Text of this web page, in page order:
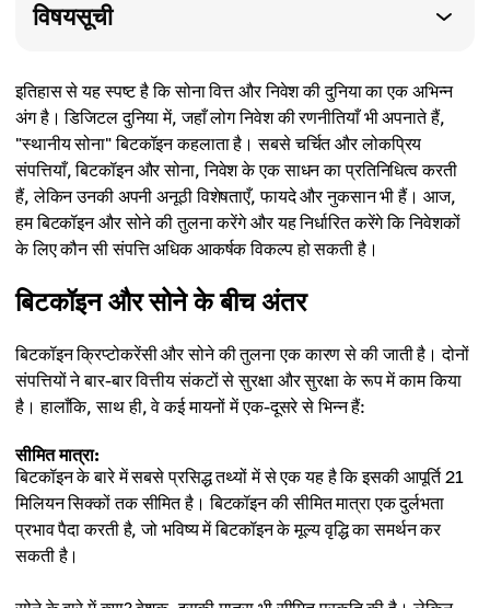
विषयसूची
इतिहास से यह स्पष्ट है कि सोना वित्त और निवेश की दुनिया का एक अभिन्न
अंग है। डिजिटल दुनिया में, जहाँ लोग निवेश की रणनीतियाँ भी अपनाते हैं,
"स्थानीय सोना" बिटकॉइन कहलाता है। सबसे चर्चित और लोकप्रिय
संपत्तियाँ, बिटकॉइन और सोना, निवेश के एक साधन का प्रतिनिधित्व करती
हैं, लेकिन उनकी अपनी अनूठी विशेषताएँ, फायदे और नुकसान भी हैं। आज,
हम बिटकॉइन और सोने की तुलना करेंगे और यह निर्धारित करेंगे कि निवेशकों
के लिए कौन सी संपत्ति अधिक आकर्षक विकल्प हो सकती है।
बिटकॉइन और सोने के बीच अंतर
बिटकॉइन क्रिप्टोकरेंसी और सोने की तुलना एक कारण से की जाती है। दोनों
संपत्तियों ने बार-बार वित्तीय संकटों से सुरक्षा और सुरक्षा के रूप में काम किया
है। हालाँकि, साथ ही, वे कई मायनों में एक-दूसरे से भिन्न हैं:
सीमित मात्रा:
बिटकॉइन के बारे में सबसे प्रसिद्ध तथ्यों में से एक यह है कि इसकी आपूर्ति 21
मिलियन सिक्कों तक सीमित है। बिटकॉइन की सीमित मात्रा एक दुर्लभता
प्रभाव पैदा करती है, जो भविष्य में बिटकॉइन के मूल्य वृद्धि का समर्थन कर
सकती है।